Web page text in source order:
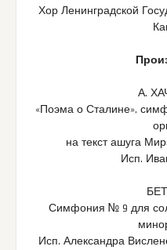
Хор Ленинградской
А.
«Поэма о Сталине»,
на текст ашуга
Исп.
Симфония № 9 для
Исп. Александра